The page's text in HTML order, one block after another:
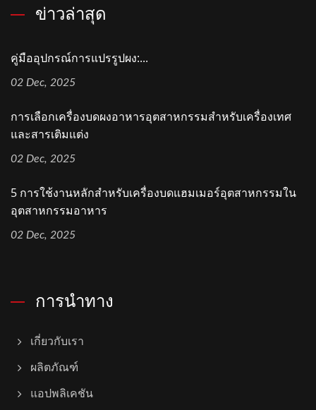
ข่าวล่าสุด
คู่มืออุปกรณ์การแปรรูปผง:...
02 Dec, 2025
การเลือกเครื่องบดผงอาหารอุตสาหกรรมสำหรับเครื่องเทศ
และสารเติมแต่ง
02 Dec, 2025
5 การใช้งานหลักสำหรับเครื่องบดแฮมเมอร์อุตสาหกรรมใน
อุตสาหกรรมอาหาร
02 Dec, 2025
การนำทาง
เกี่ยวกับเรา
ผลิตภัณฑ์
แอปพลิเคชัน